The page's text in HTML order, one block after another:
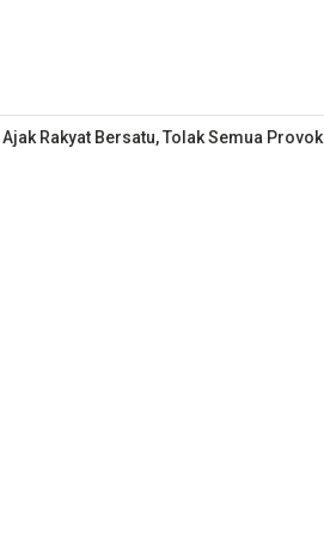
Rakyat Bersatu, Tolak Semua